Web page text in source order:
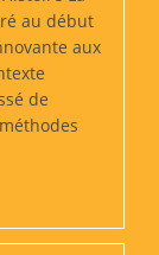
au début
aux
de